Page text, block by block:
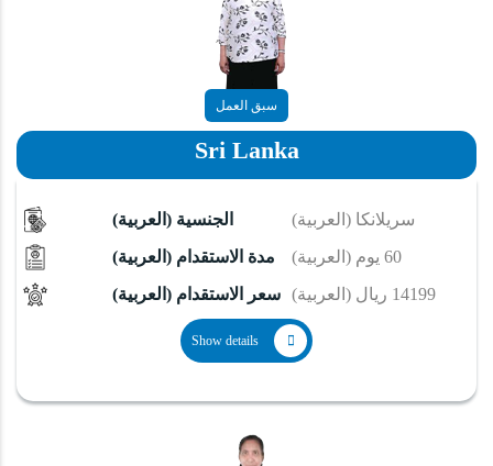
سبق العمل
Sri Lanka
(العربية) الجنسية
(العربية) سريلانكا
(العربية) مدة الاستقدام
(العربية) 60 يوم
(العربية) سعر الاستقدام
(العربية) 14199 ريال
Show details